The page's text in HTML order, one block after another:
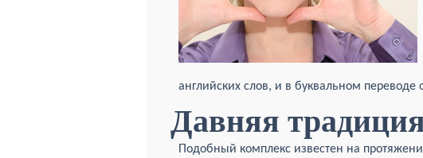
английских слов, и в буквальном переводе
Давняя
Подобный комплекс известен на